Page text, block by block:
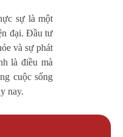
sự là một
đại. Đầu tư
và sự phát
là điều mà
cuộc sống
nay.